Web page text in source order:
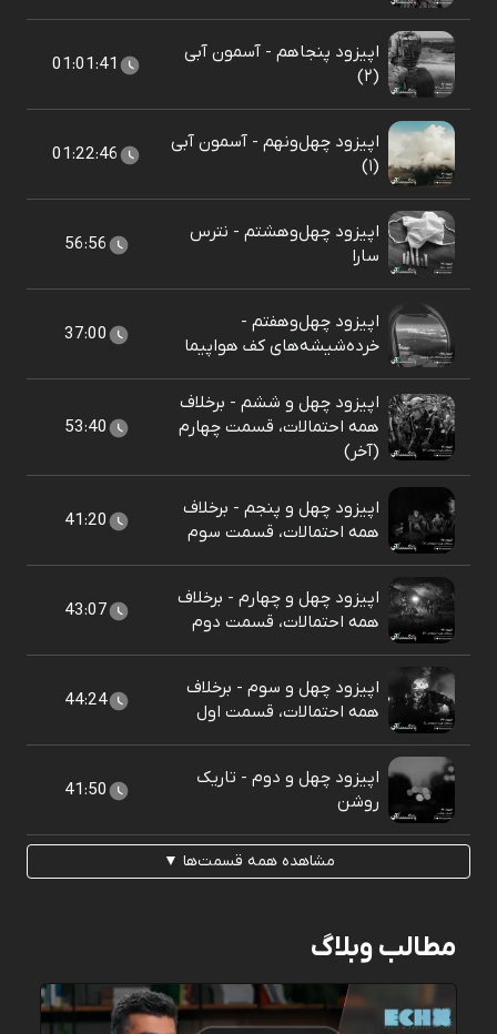
اپیزود پنجاهم - آسمون آبی
(۲)
01:01:41
اپیزود چهل‌ونهم - آسمون آبی
(۱)
01:22:46
اپیزود چهل‌وهشتم - نترس
سارا
56:56
اپیزود چهل‌وهفتم -
خرده‌شیشه‌های کف هواپیما
37:00
اپیزود چهل و ششم - برخلاف
همه احتمالات، قسمت چهارم
(آخر)
53:40
اپیزود چهل و پنجم - برخلاف
همه احتمالات، قسمت سوم
41:20
اپیزود چهل و چهارم - برخلاف
همه احتمالات، قسمت دوم
43:07
اپیزود چهل و سوم - برخلاف
همه احتمالات، قسمت اول
44:24
اپیزود چهل و دوم - تاریک
روشن
41:50
مشاهده همه قسمت‌ها ▼
مطالب وبلاگ